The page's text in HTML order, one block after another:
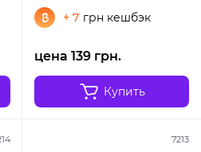
+ 7 грн кешбэк
цена 139 грн.
Купить
7213